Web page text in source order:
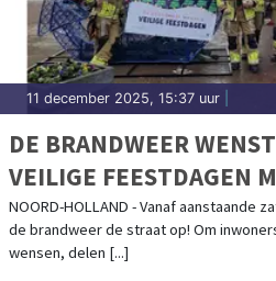
11 december 2025, 15:37 uur
DE BRANDWEER
VEILIGE FEESTDAGEN
OVER 112 EN HET
NOORD-HOLLAND - Vanaf aanstaande
de brandweer de straat op! Om
wensen, delen [...]